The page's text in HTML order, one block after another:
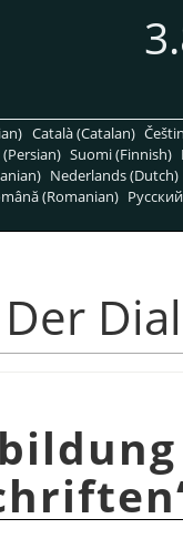
Català (Catalan)
پارسی (Persian) Suomi (Finnish)
Nederlands (Dutch)
(Romanian)